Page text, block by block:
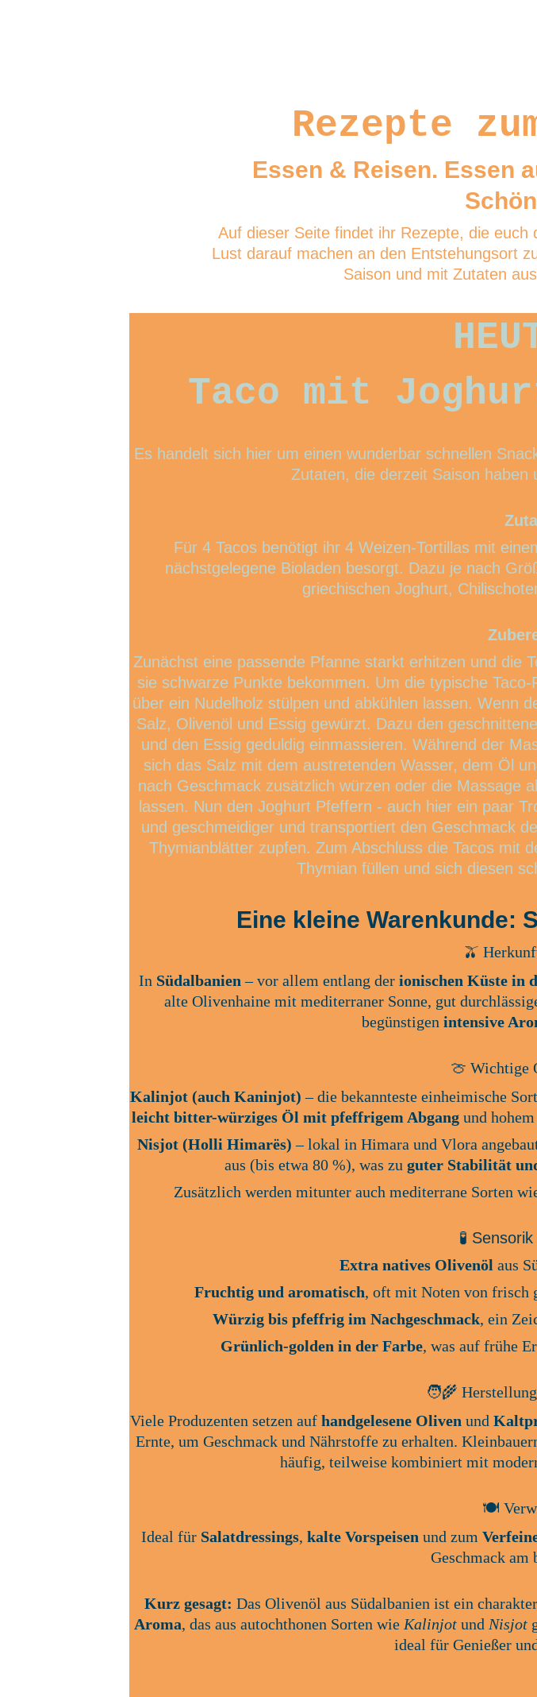
Rezepte
Essen & Reisen. Essen
Auf dieser Seite findet ihr Rezepte, die
Lust darauf machen an den Entstehungsort
Saison und mit Zutaten
Taco mit
Es handelt sich hier um einen wunderbar schnellen
Zutaten, die derzeit Saison haben
Für 4 Tacos benötigt ihr 4 Weizen-Tortillas mit
nächstgelegene Bioladen besorgt. Dazu je nach
griechischen Joghurt,
Zunächst eine passende Pfanne starkt erhitzen und die
sie schwarze Punkte bekommen. Um die typische
über ein Nudelholz stülpen und abkühlen lassen. Wenn
Salz, Olivenöl und Essig gewürzt. Dazu den
und den Essig geduldig einmassieren. Während der
sich das Salz mit dem austretenden Wasser, dem Öl
nach Geschmack zusätzlich würzen oder die Massage
lassen. Nun den Joghurt Pfeffern - auch hier ein paar
und geschmeidiger und transportiert den Geschmack
Thymianblätter zupfen. Zum Abschluss die Tacos mit
Thymian füllen und sich diesen
Eine kleine Warenkunde:
🫒
In Südalbanien – vor allem entlang der ionischen Küste in
alte Olivenhaine mit mediterraner Sonne, gut
begünstigen intensive
🍈 Wichtige
Kalinjot (auch Kaninjot) – die bekannteste einheimische
leicht bitter-würziges Öl mit pfeffrigem Abgang und
Nisjot (Holli Himarës) – lokal in Himara und Vlora
aus (bis etwa 80 %), was zu guter Stabilität
Zusätzlich werden mitunter auch mediterrane Sorten
🧪
Extra natives Olivenöl aus
Fruchtig und aromatisch, oft mit Noten von frisch
Würzig bis pfeffrig im Nachgeschmack, ein
Grünlich-golden in der Farbe, was auf frühe
🧑‍🌾
Viele Produzenten setzen auf handgelesene Oliven und
Ernte, um Geschmack und Nährstoffe zu erhalten.
häufig, teilweise kombiniert mit
🍽️
Ideal für Salatdressings, kalte Vorspeisen und zum
Geschmack am
Kurz gesagt: Das Olivenöl aus Südalbanien ist ein
Aroma, das aus autochthonen Sorten wie Kalinjot und Nisjot
ideal für Genießer